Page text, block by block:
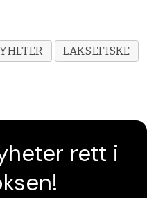
LAKSEFISKE
rett i